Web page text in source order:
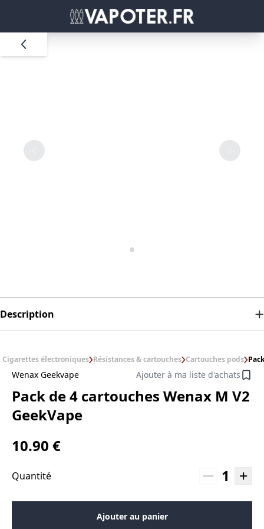
Description
Cigarettes électroniques Résistances & cartouches Cartouches pods
Wenax Geekvape Ajouter à ma liste d'achats
Pack de 4 cartouches Wenax M V2
GeekVape
10.90 €
Quantité 1
Ajouter au panier